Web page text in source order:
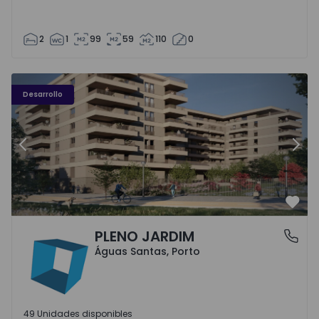
2 1 99 59 110 0
Desarrollo
PLENO JARDIM - 3
Anterior
Águas Santas, PortoPLENO JARDIM
Águas Santas, Porto
49 Unidades disponibles